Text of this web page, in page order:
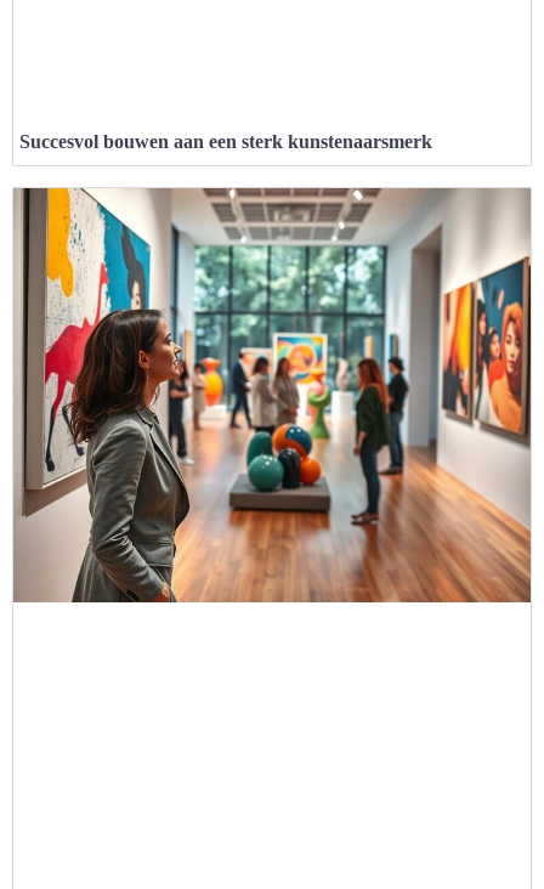
Succesvol bouwen aan een sterk kunstenaarsmerk